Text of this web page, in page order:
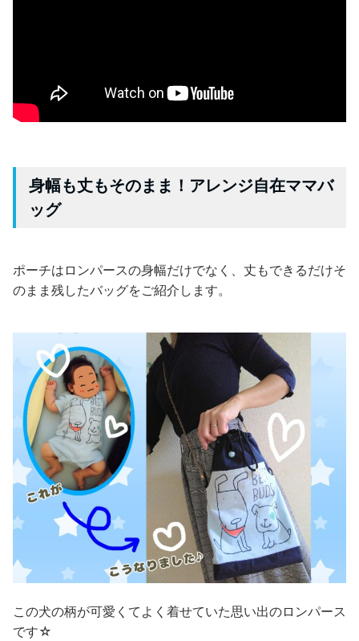
身幅も丈もそのまま！アレンジ自在ママバ
ッグ
ポーチはロンパースの身幅だけでなく、丈もできるだけそ
のまま残したバッグをご紹介します。
この犬の柄が可愛くてよく着せていた思い出のロンパース
です☆